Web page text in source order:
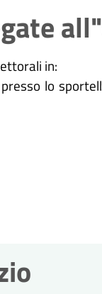
in:
lo